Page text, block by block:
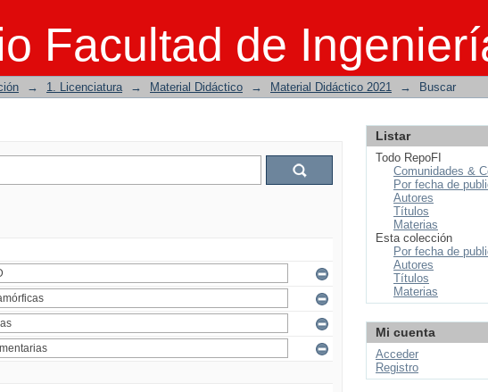
Facultad de
→ 1. Licenciatura → Material Didáctico → Material Didáctico 2021 → Buscar
Listar
Todo RepoFI
Comunidades &
Por fecha de
Autores
Títulos
Materias
Esta colección
Por fecha de
Autores
Títulos
Materias
Mi cuenta
Acceder
Registro